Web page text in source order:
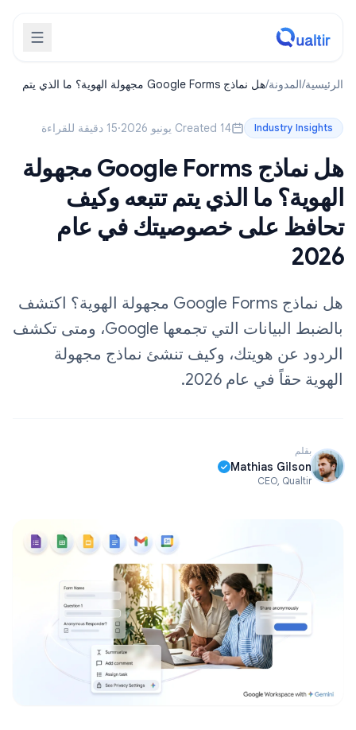
الرئيسية/المدونة/
هل نماذج Google Forms مجهولة الهوية؟ ما الذي يتم
Industry Insights Created 14 يونيو 2026 ·15 دقيقة للقراءة
هل نماذج Google Forms مجهولة
الهوية؟ ما الذي يتم تتبعه وكيف
تحافظ على خصوصيتك في عام
2026
هل نماذج Google Forms مجهولة الهوية؟ اكتشف
بالضبط البيانات التي تجمعها Google، ومتى تكشف
الردود عن هويتك، وكيف تنشئ نماذج مجهولة
الهوية حقاً في عام 2026.
بقلم
Mathias Gilson
CEO, Qualtir